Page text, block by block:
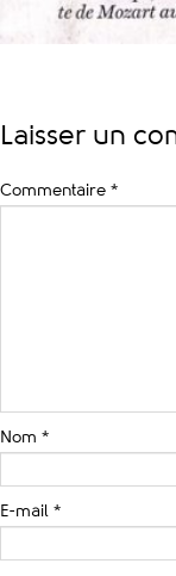
Laisser un
Commentaire *
Nom *
E-mail *